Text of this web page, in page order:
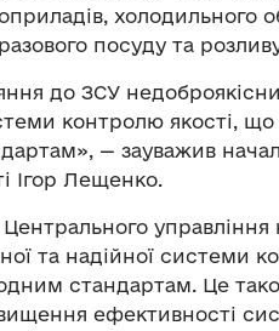
холодильного
посуду та
до ЗСУ
контролю якості, що
— зауважив
Ігор Лещенко.
управління
та надійної системи
стандартам. Це
ефективності